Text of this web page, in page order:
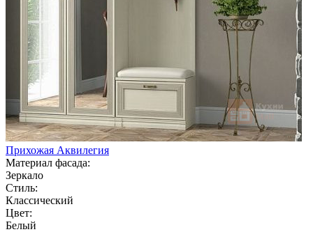
Прихожая Аквилегия
Материал фасада:
Зеркало
Стиль:
Классический
Цвет:
Белый